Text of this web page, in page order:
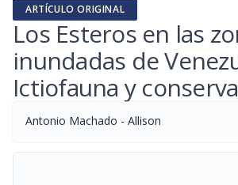
ARTÍCULO ORIGINAL
Los Esteros en las
inundadas de
Ictiofauna y
Antonio Machado - Allison